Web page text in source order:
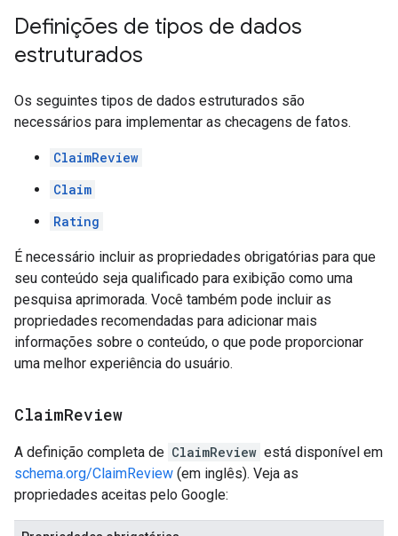
Definições de tipos de dados
estruturados
Os seguintes tipos de dados estruturados são
necessários para implementar as checagens de fatos.
ClaimReview
Claim
Rating
É necessário incluir as propriedades obrigatórias para que
seu conteúdo seja qualificado para exibição como uma
pesquisa aprimorada. Você também pode incluir as
propriedades recomendadas para adicionar mais
informações sobre o conteúdo, o que pode proporcionar
uma melhor experiência do usuário.
ClaimReview
A definição completa de ClaimReview está disponível em
schema.org/ClaimReview (em inglês). Veja as
propriedades aceitas pelo Google: